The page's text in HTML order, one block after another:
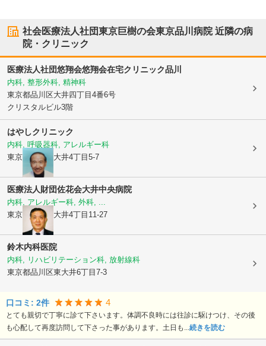
社会医療法人社団東京巨樹の会東京品川病院近隣の病
院・クリニック
医療法人社団悠翔会悠翔会在宅クリニック品川
内科, 整形外科, 精神科
東京都品川区大井四丁目4番6号
クリスタルビル3階
はやしクリニック
内科, 呼吸器科, アレルギー科
東京都品川区 大井4丁目5-7
医療法人財団佐花会大井中央病院
内科, アレルギー科, 外科, ...
東京都品川区 大井4丁目11-27
鈴木内科医院
内科, リハビリテーション科, 放射線科
東京都品川区東大井6丁目7-3
口コミ: 2件 4
とても親切で丁寧に診て下さいます。体調不良時には往診に駆けつけ、その後
も心配して再度訪問して下さった事があります。土日も... 続きを読む